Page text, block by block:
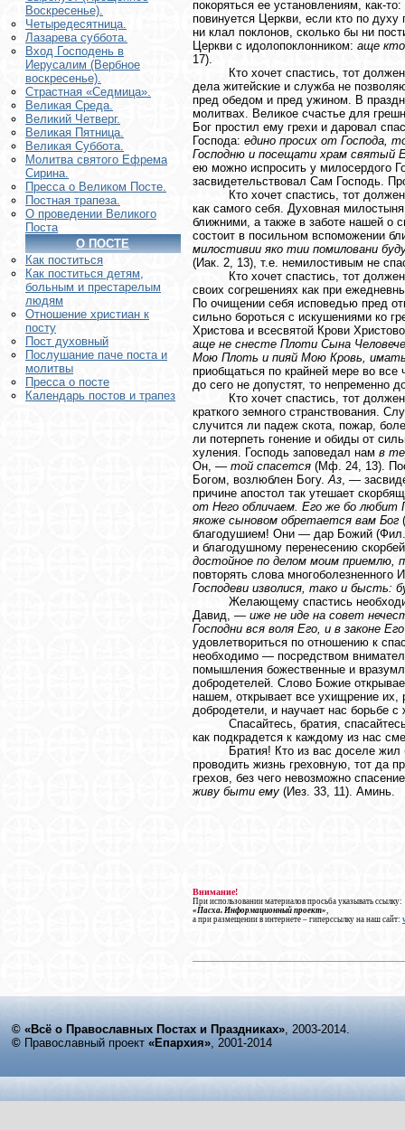
Воскресенье).
Четыредесятница.
Лазарева суббота.
Вход Господень в
Иерусалим (Вербное
воскресенье).
Страстная «Седмица».
Великая Среда.
Великий Четверг.
Великая Пятница.
Великая Суббота.
Молитва святого Ефрема
Сирина.
Пресса о Великом Посте.
Постная трапеза.
О проведении Великого
Поста
О ПОСТЕ
Как поститься
Как поститься детям,
больным и престарелым
людям
Отношение христиан к
посту
Пост духовный
Послушание паче поста и
молитвы
Пресса о посте
Календарь постов и трапез
покоряться ее установлениям, как-
повинуется Церкви, если кто по духу
ни клал поклонов, сколько бы ни
Церкви с идолопоклонником: аще
17).
Кто хочет спастись, тот
дела житейские и служба не
пред обедом и пред ужином. В
молитвах. Великое счастье для
Бог простил ему грехи и даровал
Господа: едино просих от Господа,
Господню и посещати храм святый
ею можно испросить у милосердого
засвидетельствовал Сам Господь.
Кто хочет спастись, тот
как самого себя. Духовная
ближними, а также в заботе нашей о
состоит в посильном вспоможении
милостивии яко тии помиловани
(Иак. 2, 13), т.е. немилостивым не
Кто хочет спастись, тот
своих согрешениях как при
По очищении себя исповедью пред
сильно бороться с искушениями ко
Христова и всесвятой Крови
аще не снесте Плоти Сына
Мою Плоть и пияй Мою Кровь,
приобщаться по крайней мере во
до сего не допустят, то непременно
Кто хочет спастись, тот
краткого земного странствования.
случится ли падеж скота, пожар,
ли потерпеть гонение и обиды от
хуления. Господь заповедал нам в
Он, — той спасется (Мф. 24, 13).
Богом, возлюблен Богу. Аз , —
причине апостол так утешает
от Него обличаем. Его же бо любит
якоже сыновом обретается вам Бог
благодушием! Они — дар Божий (Фил.
и благодушному перенесению
достойное по делом моим приемлю,
повторять слова многоболезненного
Господеви изволися, тако и бысть:
Желающему спастись
Давид, — иже не иде на совет
Господни вся воля Его, и в законе
удовлетвориться по отношению к
необходимо — посредством
помышления божественные и
добродетелей. Слово Божие
нашем, открывает все ухищрение их,
добродетели, и научает нас борьбе
Спасайтесь, братия,
как подкрадется к каждому из нас
Братия! Кто из вас доселе жил
проводить жизнь греховную, тот да
грехов, без чего невозможно
живу быти ему (Иез. 33, 11). Аминь.
Внимание!
При использовании материалов просьба указывать ссылку:
«Пасха. Информационный проект»
а при размещении в интернете – гиперссылку на наш сайт:
© «Всё о Православных Постах и Праздниках», 2003-2014.
© Православный проект «Епархия», 2001-2014